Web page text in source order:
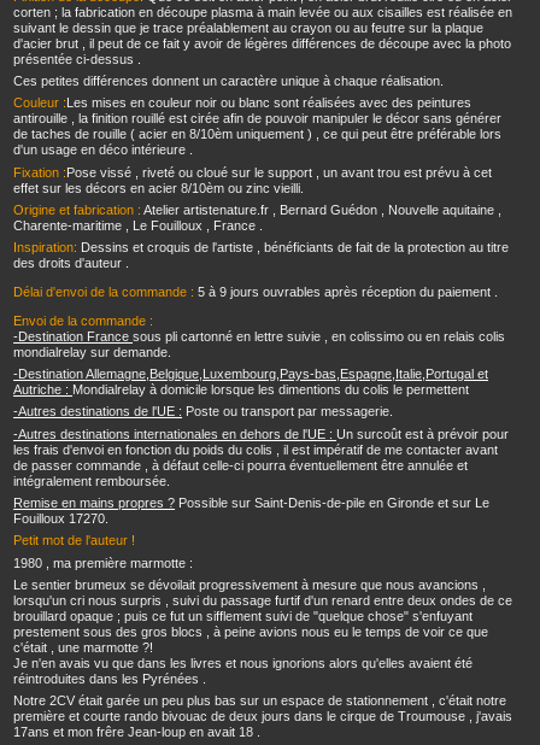
corten ; la fabrication en découpe plasma à main levée ou aux cisailles est réalisée en
suivant le dessin que je trace préalablement au crayon ou au feutre sur la plaque
d'acier brut , il peut de ce fait y avoir de légères différences de découpe avec la photo
présentée ci-dessus .
Ces petites différences donnent un caractère unique à chaque réalisation.
Couleur : Les mises en couleur noir ou blanc sont réalisées avec des peintures
antirouille , la finition rouillé est cirée afin de pouvoir manipuler le décor sans générer
de taches de rouille ( acier en 8/10èm uniquement ) , ce qui peut être préférable lors
d'un usage en déco intérieure .
Fixation :Pose vissé , riveté ou cloué sur le support , un avant trou est prévu à cet
effet sur les décors en acier 8/10èm ou zinc vieilli.
Origine et fabrication : Atelier artistenature.fr , Bernard Guédon , Nouvelle aquitaine ,
Charente-maritime , Le Fouilloux , France .
Inspiration: Dessins et croquis de l'artiste , bénéficiants de fait de la protection au titre
des droits d'auteur .
Délai d'envoi de la commande : 5 à 9 jours ouvrables après réception du paiement .
Envoi de la commande :
-Destination Francesous pli cartonné en lettre suivie , en colissimo ou en relais colis
mondialrelay sur demande.
-Destination Allemagne,Belgique,Luxembourg,Pays-bas,Espagne,Italie,Portugal et
Autriche : Mondialrelay à domicile lorsque les dimentions du colis le permettent
-Autres destinations de l'UE : Poste ou transport par messagerie.
-Autres destinations internationales en dehors de l'UE :Un surcoût est à prévoir pour
les frais d'envoi en fonction du poids du colis , il est impératif de me contacter avant
de passer commande , à défaut celle-ci pourra éventuellement être annulée et
intégralement remboursée.
Remise en mains propres ? Possible sur Saint-Denis-de-pile en Gironde et sur Le
Fouilloux 17270.
Petit mot de l'auteur !
1980 , ma première marmotte :
Le sentier brumeux se dévoilait progressivement à mesure que nous avancions ,
lorsqu'un cri nous surpris , suivi du passage furtif d'un renard entre deux ondes de ce
brouillard opaque ; puis ce fut un sifflement suivi de "quelque chose" s'enfuyant
prestement sous des gros blocs , à peine avions nous eu le temps de voir ce que
c'était , une marmotte ?!
Je n'en avais vu que dans les livres et nous ignorions alors qu'elles avaient été
réintroduites dans les Pyrénées .
Notre 2CV était garée un peu plus bas sur un espace de stationnement , c'était notre
première et courte rando bivouac de deux jours dans le cirque de Troumouse , j'avais
17ans et mon frêre Jean-loup en avait 18 .